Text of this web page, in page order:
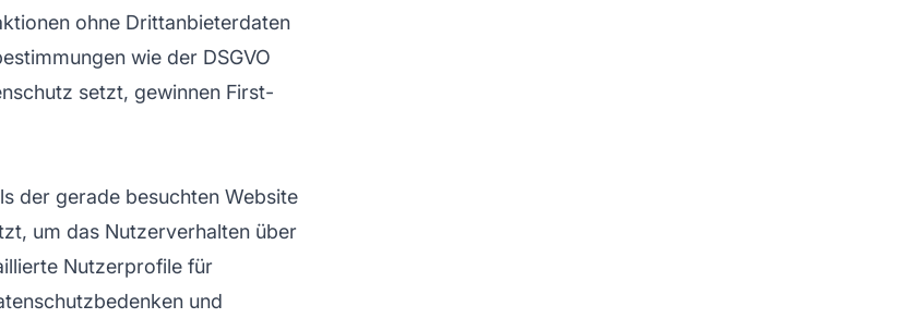
ohne Drittanbieterdaten
wie der DSGVO
setzt, gewinnen First-
der gerade besuchten Website
um das Nutzerverhalten über
Nutzerprofile für
und